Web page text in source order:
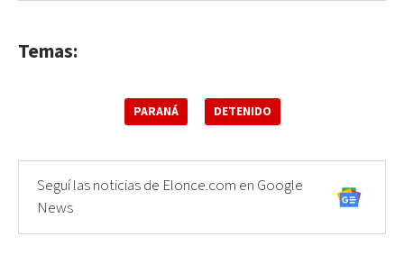
Temas:
PARANÁ DETENIDO
Seguí las noticias de Elonce.com en Google
News